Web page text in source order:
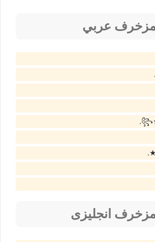
مزخرف عربي
مزخرف انجليزى